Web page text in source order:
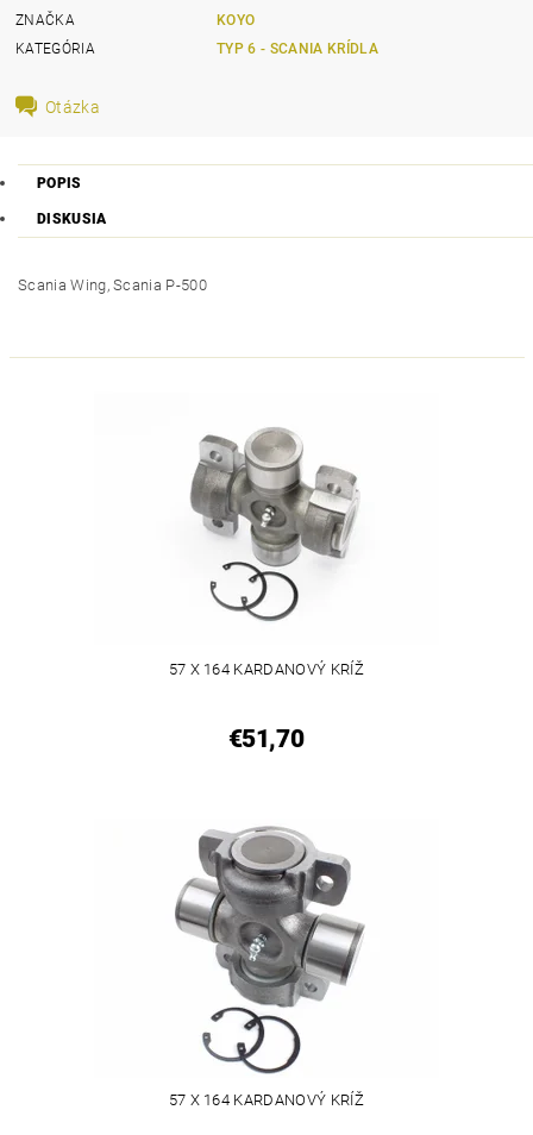
ZNAČKA
KOYO
KATEGÓRIA
TYP 6 - SCANIA KRÍDLA
Otázka
POPIS
DISKUSIA
Scania Wing, Scania P-500
57 X 164 KARDANOVÝ KRÍŽ
€51,70
57 X 164 KARDANOVÝ KRÍŽ